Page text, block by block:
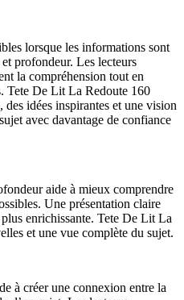
lorsque les informations sont
profondeur. Les lecteurs
la compréhension tout en
Tete De Lit La Redoute 160
idées inspirantes et une vision
avec davantage de confiance
aide à mieux comprendre
Une présentation claire
enrichissante. Tete De Lit La
et une vue complète du sujet.
à créer une connexion entre la